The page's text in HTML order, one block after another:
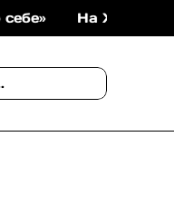
На Хустщині майже